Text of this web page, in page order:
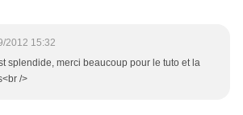
2012 15:32
splendide, merci beaucoup pour le tuto et la
/>